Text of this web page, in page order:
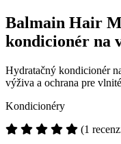
Balmain Hair
kondicionér na
Hydratačný kondicionér
výživa a ochrana pre
Kondicionéry
(1